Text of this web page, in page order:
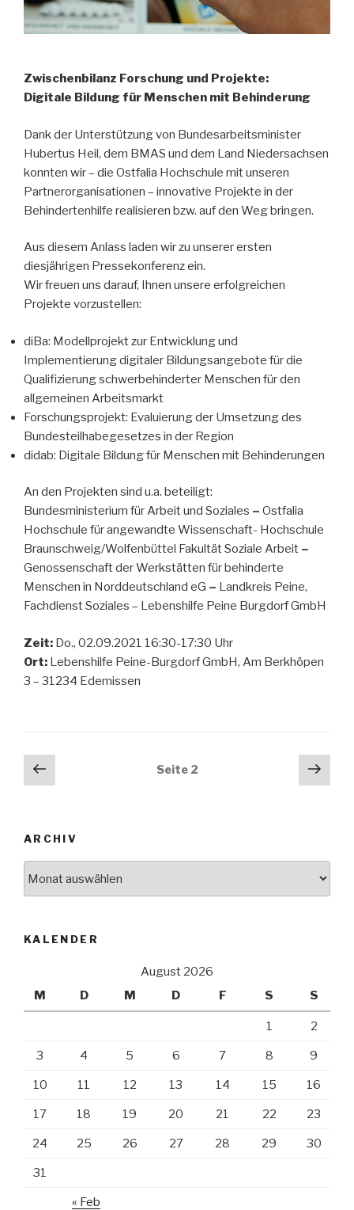
Zwischenbilanz Forschung und Projekte:
Digitale Bildung für Menschen mit Behinderung
Dank der Unterstützung von Bundesarbeitsminister
Hubertus Heil, dem BMAS und dem Land Niedersachsen
konnten wir – die Ostfalia Hochschule mit unseren
Partnerorganisationen – innovative Projekte in der
Behindertenhilfe realisieren bzw. auf den Weg bringen.
Aus diesem Anlass laden wir zu unserer ersten
diesjährigen Pressekonferenz ein.
Wir freuen uns darauf, Ihnen unsere erfolgreichen
Projekte vorzustellen:
diBa: Modellprojekt zur Entwicklung und
Implementierung digitaler Bildungsangebote für die
Qualifizierung schwerbehinderter Menschen für den
allgemeinen Arbeitsmarkt
Forschungsprojekt: Evaluierung der Umsetzung des
Bundesteilhabegesetzes in der Region
didab: Digitale Bildung für Menschen mit Behinderungen
An den Projekten sind u.a. beteiligt:
Bundesministerium für Arbeit und Soziales – Ostfalia
Hochschule für angewandte Wissenschaft- Hochschule
Braunschweig/Wolfenbüttel Fakultät Soziale Arbeit –
Genossenschaft der Werkstätten für behinderte
Menschen in Norddeutschland eG – Landkreis Peine,
Fachdienst Soziales – Lebenshilfe Peine Burgdorf GmbH
Zeit: Do., 02.09.2021 16:30-17:30 Uhr
Ort: Lebenshilfe Peine-Burgdorf GmbH, Am Berkhöpen
3 – 31234 Edemissen
Beitragsnavigation
Seite
Seite 2
ARCHIV
KALENDER
August 2026
M
D M D F S S
« Feb
1 2
3 4 5 6 7 8 9
10 11 12 13 14 15 16
17 18 19 20 21 22 23
24 25 26 27 28 29 30
31